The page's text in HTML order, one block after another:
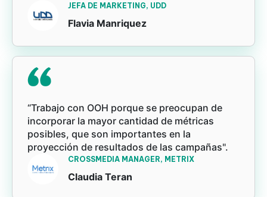
JEFA DE MARKETING, UDD
Flavia Manriquez
“Trabajo con OOH porque se preocupan de
incorporar la mayor cantidad de métricas
posibles, que son importantes en la
proyección de resultados de las campañas".
CROSSMEDIA MANAGER, METRIX
Claudia Teran